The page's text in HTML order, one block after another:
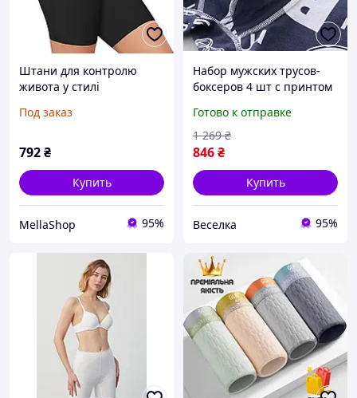
Штани для контролю
живота у стилі
високою талією XL/XXL,
Под заказ
792₴
Купить
MellaShop 95%
Набор мужских трусов-
боксеров 4 шт с принтом
повседневного комфорта
и стиля FLAME
Готово к отправке
846₴
1 269 ₴
Купить
Веселка 95%